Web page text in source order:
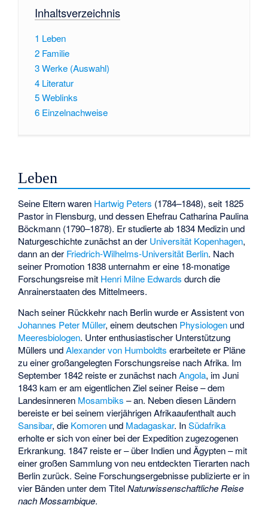
Inhaltsverzeichnis
1 Leben
2 Familie
3Werke (Auswahl)
4 Literatur
5Weblinks
6 Einzelnachweise
Leben
Seine Eltern waren Hartwig Peters (1784–1848), seit 1825
Pastor in Flensburg, und dessen Ehefrau Catharina Paulina
Böckmann (1790–1878). Er studierte ab 1834 Medizin und
Naturgeschichte zunächst an der Universität Kopenhagen,
dann an der Friedrich-Wilhelms-Universität Berlin. Nach
seiner Promotion 1838 unternahm er eine 18-monatige
Forschungsreise mit Henri Milne Edwards durch die
Anrainerstaaten des Mittelmeers.
Nach seiner Rückkehr nach Berlin wurde er Assistent von
Johannes Peter Müller, einem deutschen Physiologen und
Meeresbiologen. Unter enthusiastischer Unterstützung
Müllers undAlexander von Humboldts erarbeitete er Pläne
zu einer großangelegten Forschungsreise nach Afrika. Im
September 1842 reiste er zunächst nachAngola, im Juni
1843 kam er am eigentlichen Ziel seiner Reise – dem
Landesinneren Mosambiks – an. Neben diesen Ländern
bereiste er bei seinem vierjährigen Afrikaaufenthalt auch
Sansibar, die Komoren und Madagaskar. InSüdafrika
erholte er sich von einer bei der Expedition zugezogenen
Erkrankung. 1847 reiste er – über Indien und Ägypten – mit
einer großen Sammlung von neu entdeckten Tierarten nach
Berlin zurück. Seine Forschungsergebnisse publizierte er in
vier Bänden unter dem TitelNaturwissenschaftliche Reise
nach Mossambique.